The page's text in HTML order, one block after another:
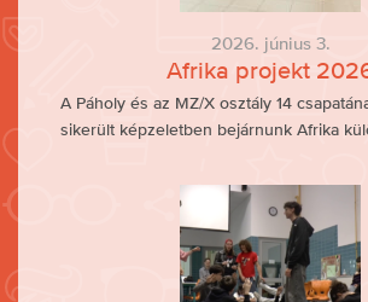
2026. június 3.
Afrika projekt
A Páholy és az MZ/X osztály 14
sikerült képzeletben bejárnunk Afrika